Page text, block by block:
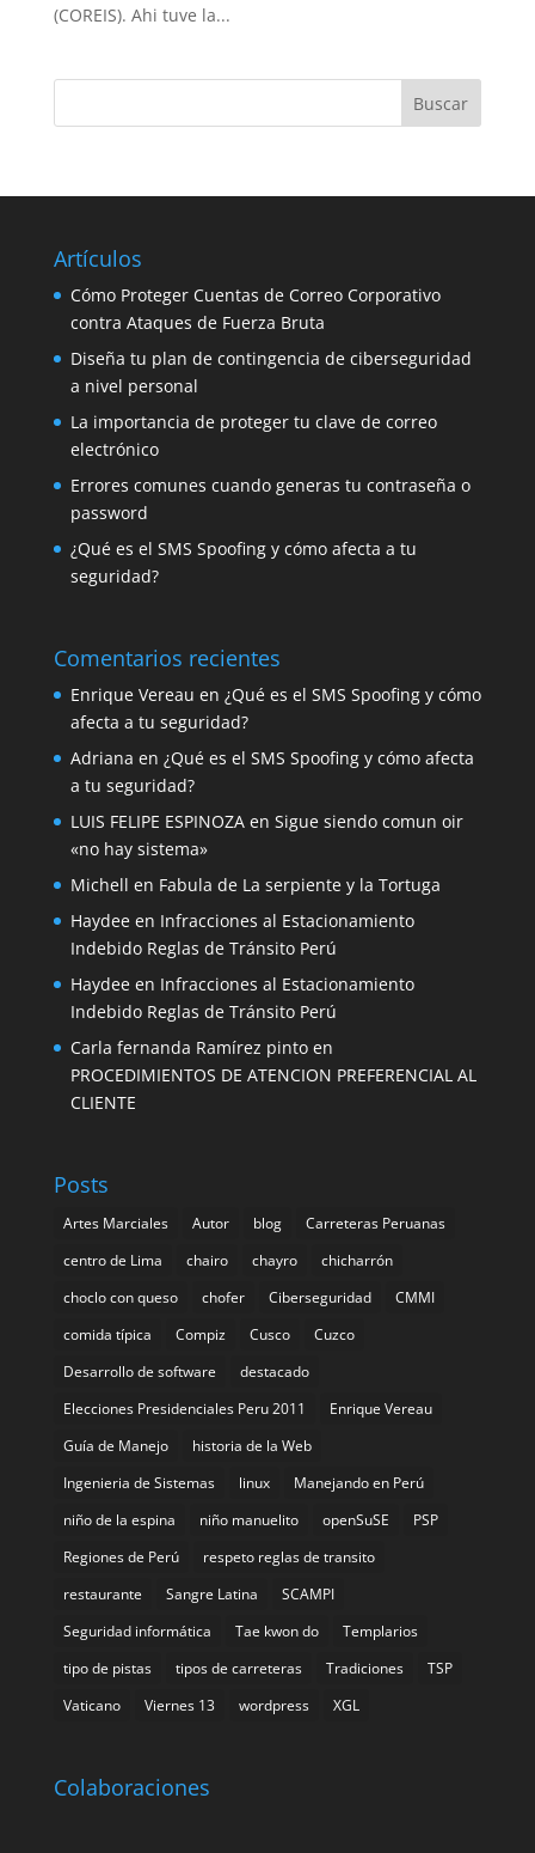
(COREIS). Ahi tuve la...
Artículos
Cómo Proteger Cuentas de Correo Corporativo
contra Ataques de Fuerza Bruta
Diseña tu plan de contingencia de ciberseguridad
a nivel personal
La importancia de proteger tu clave de correo
electrónico
Errores comunes cuando generas tu contraseña o
password
¿Qué es el SMS Spoofing y cómo afecta a tu
seguridad?
Comentarios recientes
Enrique Vereau en ¿Qué es el SMS Spoofing y cómo
afecta a tu seguridad?
Adriana en ¿Qué es el SMS Spoofing y cómo afecta
a tu seguridad?
LUIS FELIPE ESPINOZAen Sigue siendo comun oir
«no hay sistema»
Michell en Fabula de La serpiente y la Tortuga
Haydeeen Infracciones al Estacionamiento
Indebido Reglas de Tránsito Perú
Haydeeen Infracciones al Estacionamiento
Indebido Reglas de Tránsito Perú
Carla fernanda Ramírez pintoen
PROCEDIMIENTOS DE ATENCION PREFERENCIAL AL
CLIENTE
Posts
Artes Marciales Autor blog
Carreteras Peruanas
centro de Lima
chairo chayro
chicharrón
choclo con queso
chofer Ciberseguridad
CMMI
comida tí­pica
Compiz Cusco
Cuzco
Desarrollo de software
destacado
Elecciones Presidenciales Peru 2011
Enrique Vereau
Guía de Manejo
historia de la Web
Ingenieria de Sistemas
linux
Manejando en Perú
niño de la espina
niño manuelito openSuSE
PSP
Regiones de Perú
respeto reglas de transito
restaurante
Sangre Latina
SCAMPI
Seguridad informática
Tae kwon do
Templarios
tipo de pistas
tipos de carreteras Tradiciones
TSP
Vaticano
Viernes 13 wordpress XGL
Colaboraciones